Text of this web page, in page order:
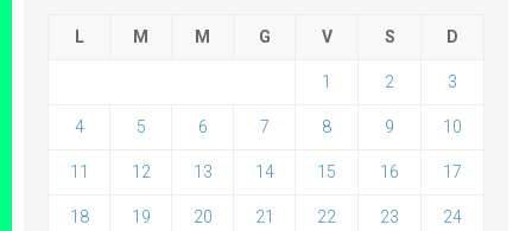
L M M G V S D
1 2 3
4 5 6 7 8 9 10
11 12 13 14 15 16 17
18 19 20 21 22 23 24